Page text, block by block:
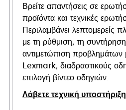
Βρείτε απαντήσεις σε
προϊόντα και τεχνικές
Περιλαμβάνει λεπτομερείς
με τη ρύθμιση, τη
αντιμετώπιση προβλημάτων
Lexmark, διαδραστικούς
επιλογή βίντεο οδηγιών.
Λάβετε τεχνική υποστήριξη